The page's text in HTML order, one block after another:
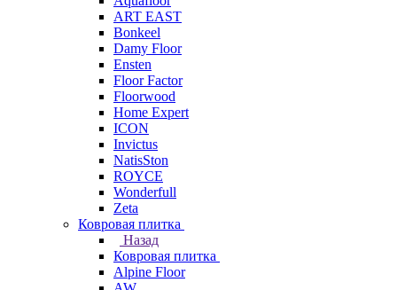
ART EAST
Bonkeel
Damy Floor
Ensten
Floor Factor
Floorwood
Home Expert
ICON
Invictus
NatisSton
ROYCE
Wonderfull
Zeta
Ковровая плитка
Назад
Ковровая плитка
Alpine Floor